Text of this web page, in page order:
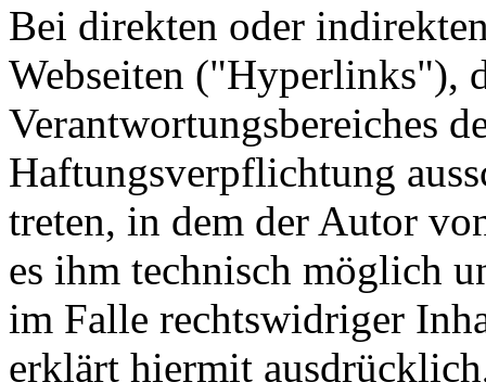
Bei direkten oder
Webseiten ("Hyperlinks"),
Verantwortungsbereiches
Haftungsverpflichtung
treten, in dem der Autor
es ihm technisch möglich
im Falle rechtswidriger
erklärt hiermit